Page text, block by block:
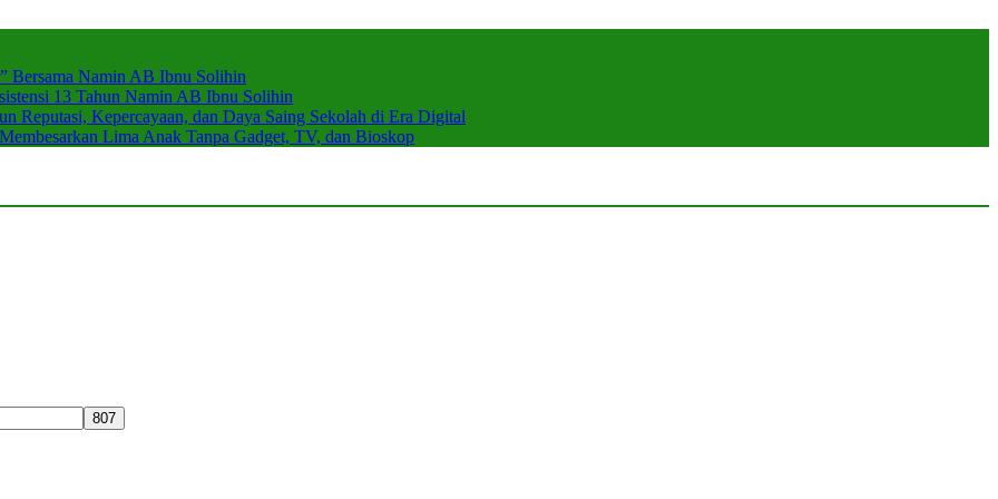
Bersama Namin AB Ibnu Solihin
13 Tahun Namin AB Ibnu Solihin
Reputasi, Kepercayaan, dan Daya Saing Sekolah di Era Digital
Lima Anak Tanpa Gadget, TV, dan Bioskop